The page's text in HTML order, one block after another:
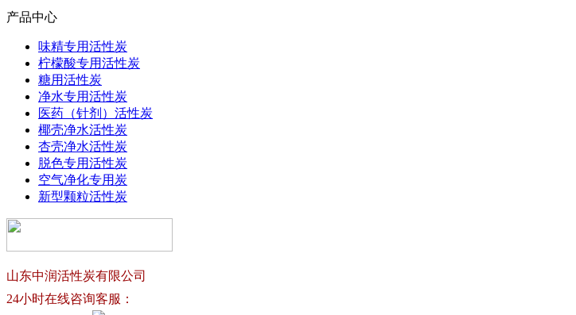
产品中心
味精专用活性炭
柠檬酸专用活性炭
糖用活性炭
净水专用活性炭
医药（针剂）活性炭
椰壳净水活性炭
杏壳净水活性炭
脱色专用活性炭
空气净化专用炭
新型颗粒活性炭
山东中润活性炭有限公司
24小时在线咨询客服：